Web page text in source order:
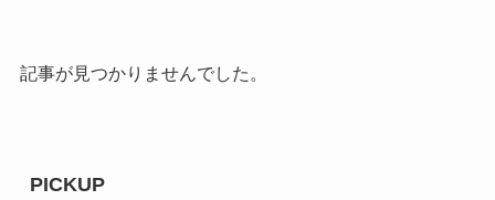
記事が見つかりませんでした。
PICKUP